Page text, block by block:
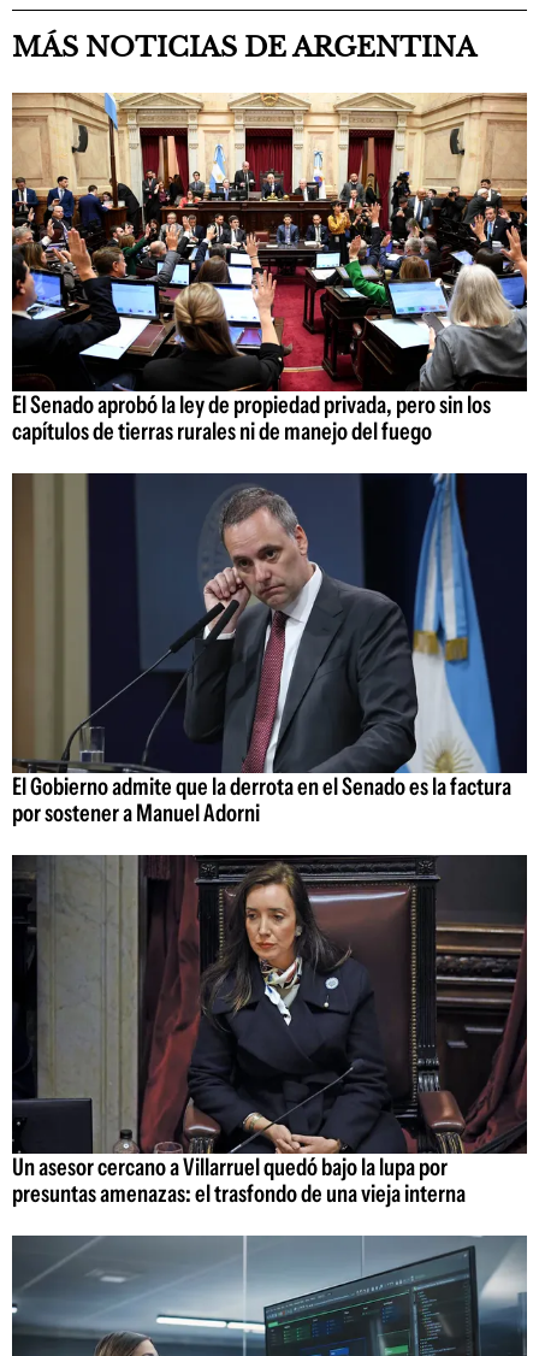
MÁS NOTICIAS DE ARGENTINA
El Senado aprobó la ley de propiedad privada, pero sin los
capítulos de tierras rurales ni de manejo del fuego
El Gobierno admite que la derrota en el Senado es la factura
por sostener a Manuel Adorni
Un asesor cercano a Villarruel quedó bajo la lupa por
presuntas amenazas: el trasfondo de una vieja interna